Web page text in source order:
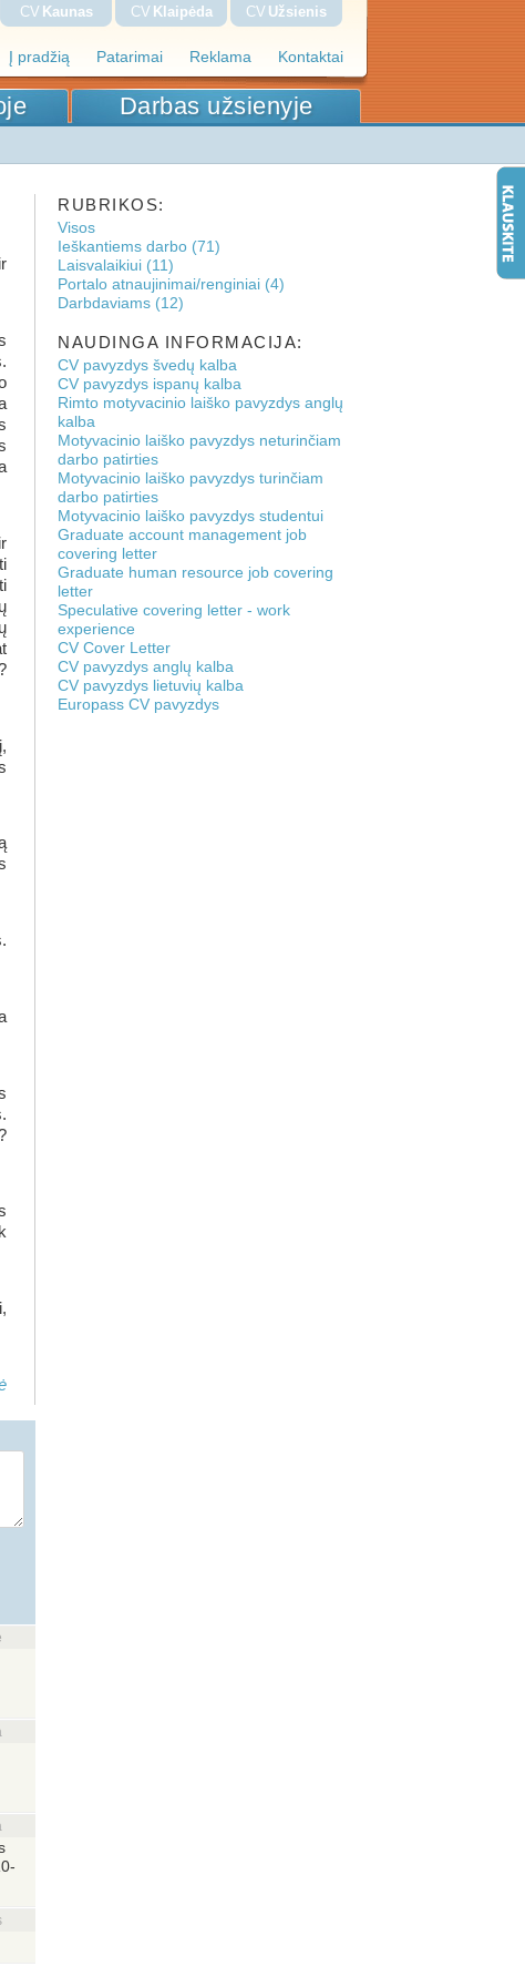
Į pradžią Patarimai Reklama Kontaktai
CV Kaunas CV Klaipėda CV Užsienis
Darbas užsienyje
RUBRIKOS:
Visos
Ieškantiems darbo (71)
Laisvalaikiui (11)
Portalo atnaujinimai/renginiai (4)
Darbdaviams (12)
NAUDINGA INFORMACIJA:
CV pavyzdys švedų kalba
CV pavyzdys ispanų kalba
Rimto motyvacinio laiško pavyzdys anglų
kalba
Motyvacinio laiško pavyzdys neturinčiam
darbo patirties
Motyvacinio laiško pavyzdys turinčiam
darbo patirties
Motyvacinio laiško pavyzdys studentui
Graduate account management job
covering letter
Graduate human resource job covering
letter
Speculative covering letter - work
experience
CV Cover Letter
CV pavyzdys anglų kalba
CV pavyzdys lietuvių kalba
Europass CV pavyzdys